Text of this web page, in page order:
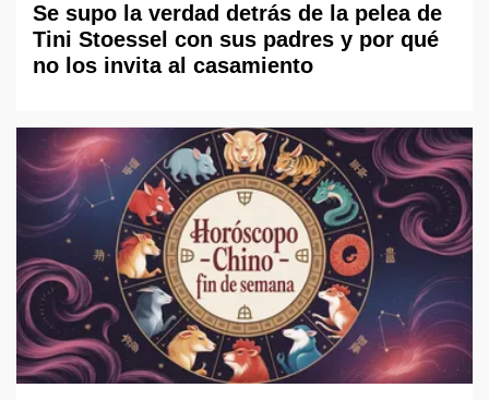
Se supo la verdad detrás de la pelea de
Tini Stoessel con sus padres y por qué
no los invita al casamiento